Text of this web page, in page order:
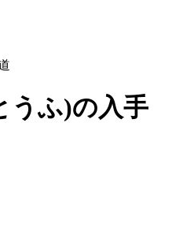
うふ)の入手